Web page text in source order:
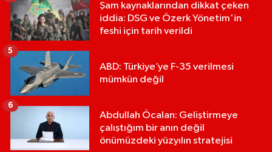
Şam kaynaklarından dikkat çeken
iddia: DSG ve Özerk Yönetim'in
feshi için tarih verildi
ABD: Türkiye’ye F-35 verilmesi
mümkün değil
5
Abdullah Öcalan: Geliştirmeye
çalıştığım bir anın değil
önümüzdeki yüzyılın stratejisi
6